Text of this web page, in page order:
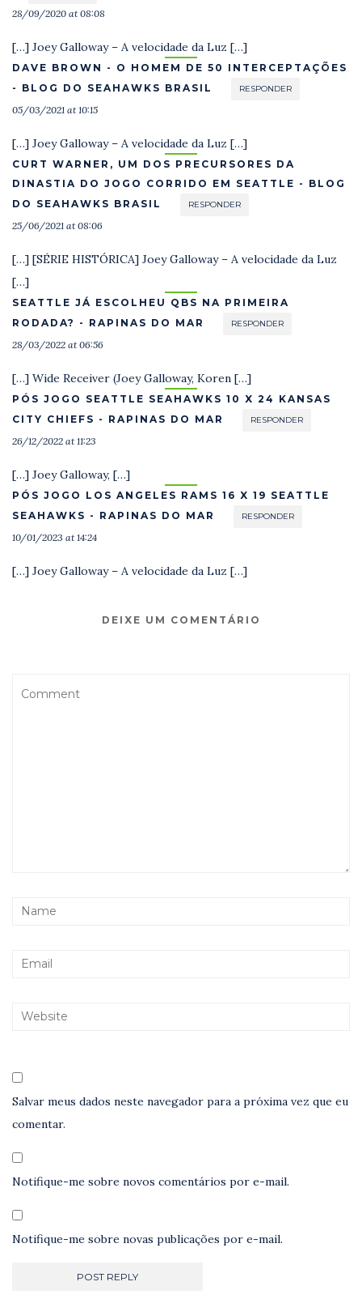
28/09/2020 at 08:08
[…] Joey Galloway – A velocidade da Luz […]
DAVE BROWN - O HOMEM DE 50 INTERCEPTAÇÕES
- BLOG DO SEAHAWKS BRASIL
RESPONDER
05/03/2021 at 10:15
[…] Joey Galloway – A velocidade da Luz […]
CURT WARNER, UM DOS PRECURSORES DA
DINASTIA DO JOGO CORRIDO EM SEATTLE - BLOG
DO SEAHAWKS BRASIL
RESPONDER
25/06/2021 at 08:06
[…] [SÉRIE HISTÓRICA] Joey Galloway – A velocidade da Luz
[…]
SEATTLE JÁ ESCOLHEU QBS NA PRIMEIRA
RODADA? - RAPINAS DO MAR
RESPONDER
28/03/2022 at 06:56
[…] Wide Receiver (Joey Galloway, Koren […]
PÓS JOGO SEATTLE SEAHAWKS 10 X 24 KANSAS
CITY CHIEFS - RAPINAS DO MAR
RESPONDER
26/12/2022 at 11:23
[…] Joey Galloway, […]
PÓS JOGO LOS ANGELES RAMS 16 X 19 SEATTLE
SEAHAWKS - RAPINAS DO MAR
RESPONDER
10/01/2023 at 14:24
[…] Joey Galloway – A velocidade da Luz […]
DEIXE UM COMENTÁRIO
Salvar meus dados neste navegador para a próxima vez que eu
comentar.
Notifique-me sobre novos comentários por e-mail.
Notifique-me sobre novas publicações por e-mail.